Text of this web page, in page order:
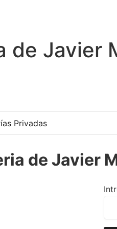
de Javier
Privadas
de Javier